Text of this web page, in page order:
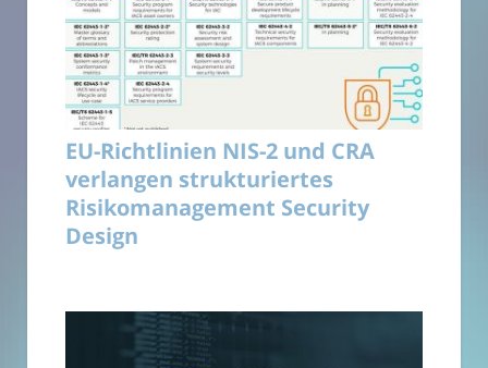
EU-Richtlinien NIS-2 und CRA
verlangen strukturiertes
Risikomanagement Security
Design